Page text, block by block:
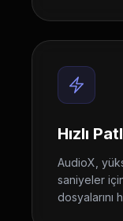
Hızlı
AudioX,
saniyeler
dosyalarını